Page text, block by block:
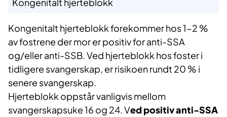
Kongenitalt hjerteblokk forekommer hos 1-2 %
av fostrene der mor er positiv for anti-SSA
og/eller anti-SSB. Ved hjerteblokk hos foster i
tidligere svangerskap, er risikoen rundt 20 % i
senere svangerskap.
Hjerteblokk oppstår vanligvis mellom
svangerskapsuke 16 og 24. Ved positiv anti-SSA